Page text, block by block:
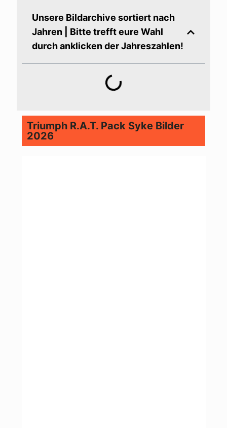
Unsere Bildarchive sortiert nach
Jahren | Bitte trefft eure Wahl
durch anklicken der Jahreszahlen!
Triumph R.A.T. Pack Syke Bilder
2026